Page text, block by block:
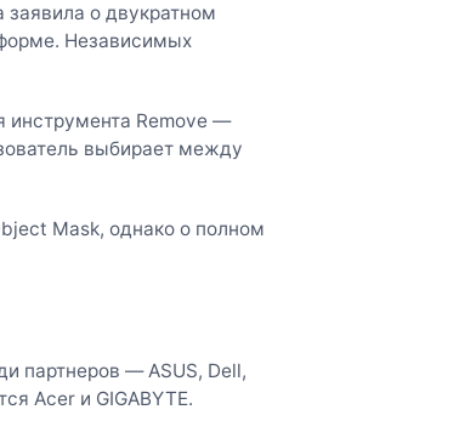
заявила о двукратном
Независимых
инструмента Remove —
выбирает между
Mask, однако о полном
партнеров — ASUS, Dell,
Acer и GIGABYTE.